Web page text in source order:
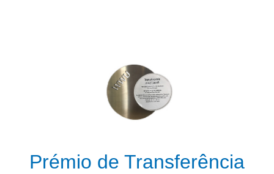
Prémio de Transferência